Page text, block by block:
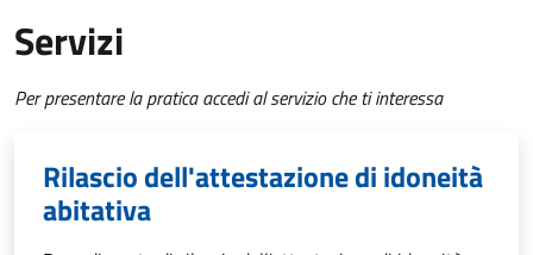
Servizi
Per presentare la pratica accedi al servizio che ti interessa
Rilascio dell'attestazione di idoneità
abitativa